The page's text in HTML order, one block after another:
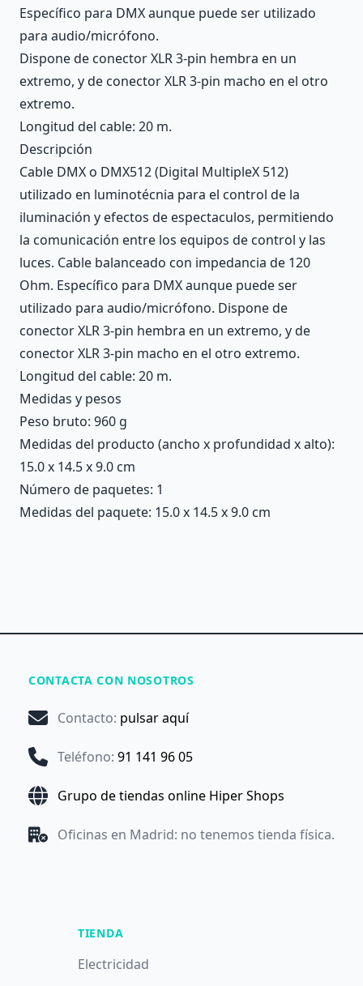
Específico para DMX aunque puede ser utilizado
para audio/micrófono.
Dispone de conector XLR 3-pin hembra en un
extremo, y de conector XLR 3-pin macho en el otro
extremo.
Longitud del cable: 20 m.
Descripción
Cable DMX o DMX512 (Digital MultipleX 512)
utilizado en luminotécnia para el control de la
iluminación y efectos de espectaculos, permitiendo
la comunicación entre los equipos de control y las
luces. Cable balanceado con impedancia de 120
Ohm. Específico para DMX aunque puede ser
utilizado para audio/micrófono. Dispone de
conector XLR 3-pin hembra en un extremo, y de
conector XLR 3-pin macho en el otro extremo.
Longitud del cable: 20 m.
Medidas y pesos
Peso bruto: 960 g
Medidas del producto (ancho x profundidad x alto):
15.0 x 14.5 x 9.0 cm
Número de paquetes: 1
Medidas del paquete: 15.0 x 14.5 x 9.0 cm
CONTACTA CON NOSOTROS
Contacto: pulsar aquí
Teléfono: 91 141 96 05
Grupo de tiendas online Hiper Shops
Oficinas en Madrid: no tenemos tienda física.
TIENDA
Electricidad